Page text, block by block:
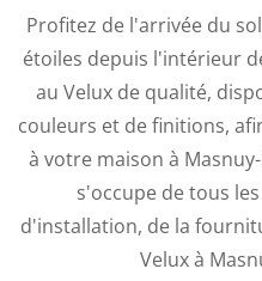
Profitez de l'arrivée du
étoiles depuis l'intérieur
au Velux de qualité,
couleurs et de finitions,
à votre maison à
s'occupe de tous
d'installation, de la
Velux à